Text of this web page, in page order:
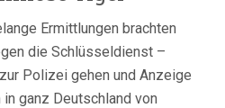
Ermittlungen brachten
die Schlüsseldienst –
Polizei gehen und Anzeige
ganz Deutschland von